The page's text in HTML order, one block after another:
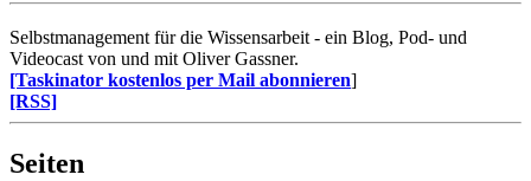
Selbstmanagement für die Wissensarbeit - ein Blog, Pod- und
Videocast von und mit Oliver Gassner.
[Taskinator kostenlos per Mail abonnieren]
[RSS]
Seiten